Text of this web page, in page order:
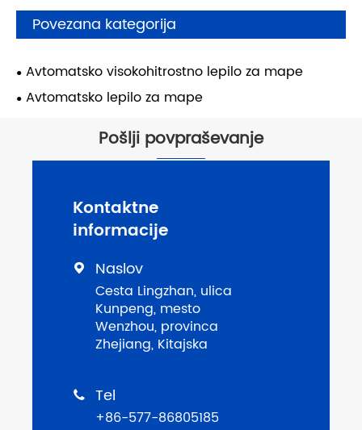
Povezana kategorija
Avtomatsko visokohitrostno lepilo za mape
Avtomatsko lepilo za mape
Pošlji povpraševanje
Kontaktne
informacije
 Naslov
Cesta Lingzhan, ulica
Kunpeng, mesto
Wenzhou, provinca
Zhejiang, Kitajska
 Tel
+86-577-86805185